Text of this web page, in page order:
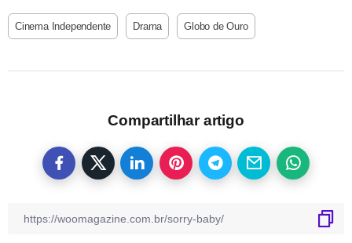
Cinema Independente Drama Globo de Ouro
Compartilhar artigo